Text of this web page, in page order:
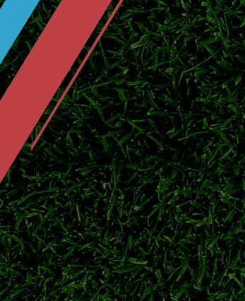
2026日职联临近开赛，横滨
官宣！川村拓梦回归广岛
北京时间7月25日官方消息
赛。
东京绿茵敲定中场新援！
2026日职联夏窗持续运作，
鹿岛鹿角官宣广濑陆斗回
日职联豪门鹿岛鹿角正式签